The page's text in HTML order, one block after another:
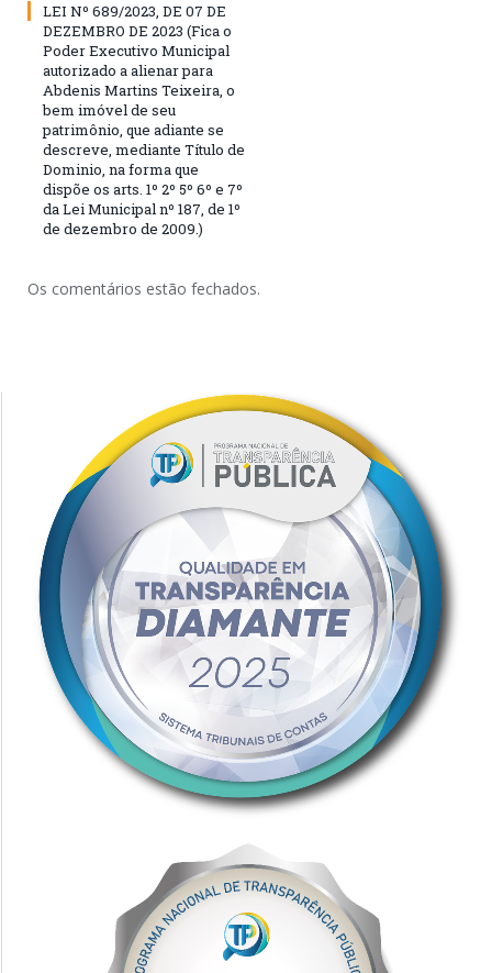
LEI Nº 689/2023, DE 07 DE
DEZEMBRO DE 2023 (Fica o
Poder Executivo Municipal
autorizado a alienar para
Abdenis Martins Teixeira, o
bem imóvel de seu
patrimônio, que adiante se
descreve, mediante Título de
Dominio, na forma que
dispõe os arts. 1º 2º 5º 6º e 7º
da Lei Municipal nº 187, de 1º
de dezembro de 2009.)
Os comentários estão fechados.